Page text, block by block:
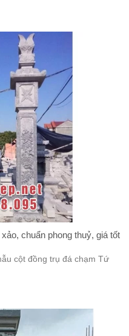
chuẩn phong thuỷ, giá tốt
cột đồng trụ đá chạm Tứ